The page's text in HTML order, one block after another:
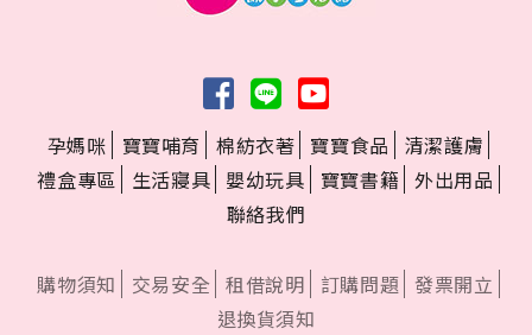
孕媽咪 寶寶哺育 棉紡衣著 寶寶食品
清潔護膚
禮盒專區
生活寢具 嬰幼玩具 寶寶書籍 外出用品
聯絡我們
購物須知 交易安全 租借說明 訂購問題 發票開立
退換貨須知